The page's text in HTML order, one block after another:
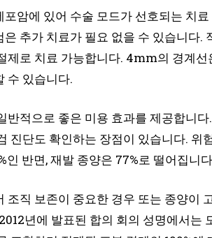
암에 있어 수술 모드가 선호되는 치
은 추가 치료가 필요 없을 수 있습니다
제로 치료 가능합니다. 4mm의 경계
수 있습니다.
반적으로 좋은 미용 효과를 제공합니
진단도 확인하는 장점이 있습니다.
인 반면, 재발 종양은 77%로 떨어집니
조직 보존이 중요한 경우 또는 종양이
년에 발표된 합의 회의 성명에서는